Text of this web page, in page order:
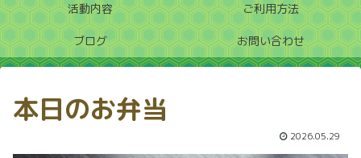
活動内容 ご利用方法
ブログ お問い合わせ
本日のお弁当
2026.05.29